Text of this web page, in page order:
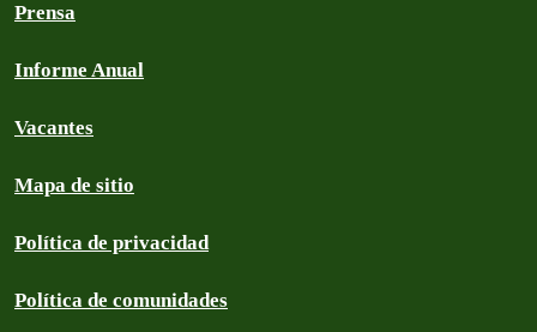
Prensa
Informe Anual
Vacantes
Mapa de sitio
Política de privacidad
Política de comunidades